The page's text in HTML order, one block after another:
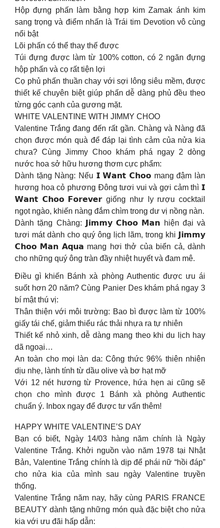
Hộp đựng phấn làm bằng hợp kim Zamak ánh kim
sang trọng và điểm nhấn là Trái tim Devotion vô cùng
nổi bật
Lõi phấn có thể thay thế được
Túi đựng được làm từ 100% cotton, có 2 ngăn đựng
hộp phấn và cọ rất tiện lợi
Cọ phủ phấn thuần chay với sợi lông siêu mềm, được
thiết kế chuyên biệt giúp phấn dễ dàng phủ đều theo
từng góc cạnh của gương mặt.
WHITE VALENTINE WITH JIMMY CHOO
Valentine Trắng đang đến rất gần. Chàng và Nàng đã
chọn được món quà để đáp lại tình cảm của nửa kia
chưa? Cùng Jimmy Choo khám phá ngay 2 dòng
nước hoa sở hữu hương thơm cực phẩm:
Dành tặng Nàng: Nếu 𝗜 𝗪𝗮𝗻𝘁 𝗖𝗵𝗼𝗼 mang đậm làn
hương hoa cỏ phương Đông tươi vui và gợi cảm thì 𝗜
𝗪𝗮𝗻𝘁 𝗖𝗵𝗼𝗼 𝗙𝗼𝗿𝗲𝘃𝗲𝗿 giống như ly rượu cocktail
ngọt ngào, khiến nàng đắm chìm trong dư vị nồng nàn.
Dành tặng Chàng: 𝗝𝗶𝗺𝗺𝘆 𝗖𝗵𝗼𝗼 𝗠𝗮𝗻 hiện đại và
tươi mát dành cho quý ông lịch lãm, trong khi 𝗝𝗶𝗺𝗺𝘆
𝗖𝗵𝗼𝗼 𝗠𝗮𝗻 𝗔𝗾𝘂𝗮 mang hơi thở của biển cả, dành
cho những quý ông tràn đầy nhiệt huyết và đam mê.
Điều gì khiến Bánh xà phòng Authentic được ưu ái
suốt hơn 20 năm? Cùng Panier Des khám phá ngay 3
bí mật thú vị:
Thân thiện với môi trường: Bao bì được làm từ 100%
giấy tái chế, giảm thiểu rác thải nhựa ra tự nhiên
Thiết kế nhỏ xinh, dễ dàng mang theo khi du lịch hay
dã ngoại…
An toàn cho mọi làn da: Công thức 96% thiên nhiên
dịu nhẹ, lành tính từ dầu olive và bơ hạt mỡ
Với 12 nét hương từ Provence, hứa hẹn ai cũng sẽ
chọn cho mình được 1 Bánh xà phòng Authentic
chuẩn ý. Inbox ngay để được tư vấn thêm!
HAPPY WHITE VALENTINE’S DAY
Bạn có biết, Ngày 14/03 hàng năm chính là Ngày
Valentine Trắng. Khởi nguồn vào năm 1978 tại Nhật
Bản, Valentine Trắng chính là dịp để phái nữ “hồi đáp”
cho nửa kia của mình sau ngày Valentine truyền
thống.
Valentine Trắng năm nay, hãy cùng PARIS FRANCE
BEAUTY dành tặng những món quà đặc biệt cho nửa
kia với ưu đãi hấp dẫn: